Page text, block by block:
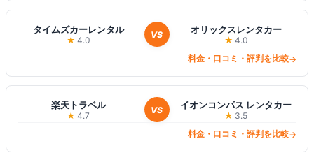
タイムズカーレンタル
★ 4.0
VS オリックスレンタカー
★ 4.0
料金・口コミ・評判を比較→
楽天トラベル
★ 4.7
VS イオンコンパス レンタカー
★ 3.5
料金・口コミ・評判を比較→